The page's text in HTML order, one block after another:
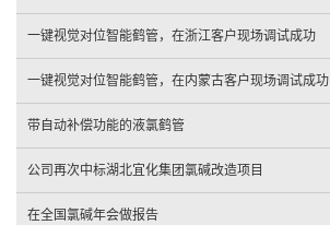
一键视觉对位智能鹤管，在浙江客户现场调试成功
一键视觉对位智能鹤管，在内蒙古客户现场调试成功
带自动补偿功能的液氯鹤管
公司再次中标湖北宜化集团氯碱改造项目
在全国氯碱年会做报告